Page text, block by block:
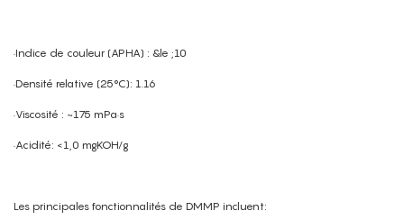
·Indice de couleur (APHA) : &le ;10
·Densité relative (25°C): 1.16
·Viscosité : ~175 mPa·s
·Acidité: <1,0 mgKOH/g
Les principales fonctionnalités de DMMP incluent: